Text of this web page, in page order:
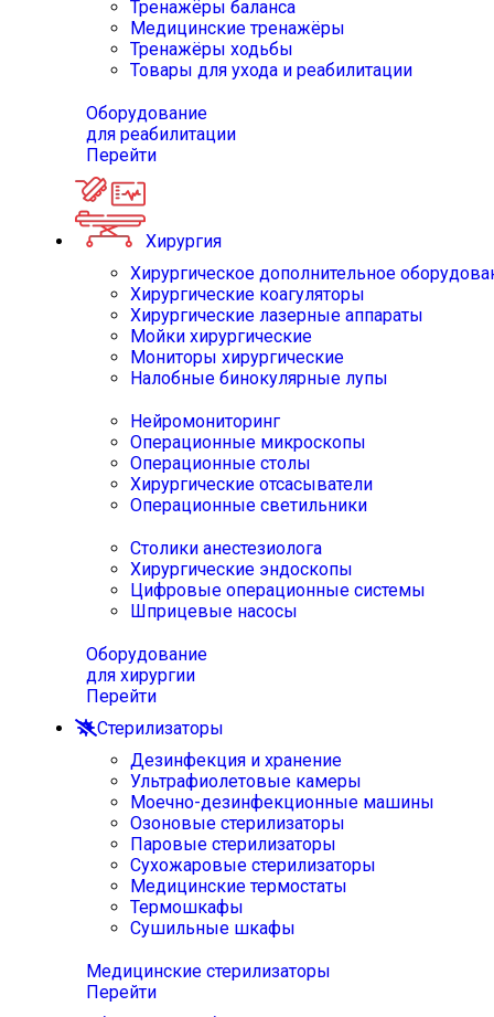
Тренажёры баланса
Медицинские тренажёры
Тренажёры ходьбы
Товары для ухода и реабилитации
Оборудование
для реабилитации
Перейти
Хирургия
Хирургическое дополнительное
Хирургические коагуляторы
Хирургические лазерные аппараты
Мойки хирургические
Мониторы хирургические
Налобные бинокулярные лупы
Нейромониторинг
Операционные микроскопы
Операционные столы
Хирургические отсасыватели
Операционные светильники
Столики анестезиолога
Хирургические эндоскопы
Цифровые операционные системы
Шприцевые насосы
Оборудование
для хирургии
Перейти
Стерилизаторы
Дезинфекция и хранение
Ультрафиолетовые камеры
Моечно-дезинфекционные машины
Озоновые стерилизаторы
Паровые стерилизаторы
Сухожаровые стерилизаторы
Медицинские термостаты
Термошкафы
Сушильные шкафы
Медицинские стерилизаторы
Перейти